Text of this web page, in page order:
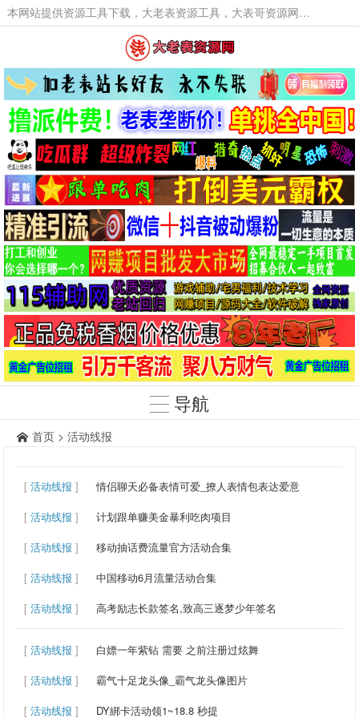
本网站提供资源工具下载，大老表资源工具，大表哥资源网软件工具，大老表资源下载，活动线报福利资源分享,活动线报，大型网游经典游戏，网络热门技术游戏辅助交流与分享。
导航
首页 > 活动线报
[活动线报 ]
情侣聊天必备表情可爱_撩人表情包表达爱意
[活动线报 ]
计划跟单赚美金暴利吃肉项目
[活动线报 ]
移动抽话费流量官方活动合集
[活动线报 ]
中国移动6月流量活动合集
[活动线报 ] 高考励志长款签名,致高三逐梦少年签名
[活动线报 ]
白嫖一年紫钻 需要 之前注册过炫舞
[活动线报 ]
霸气十足龙头像_霸气龙头像图片
[活动线报 ] DY綁卡活动领1~18.8 秒提